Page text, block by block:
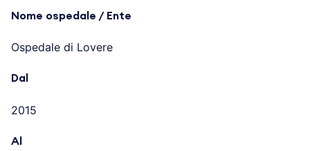
Nome ospedale / Ente
Ospedale di Lovere
Dal
2015
Al